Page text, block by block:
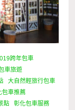
跨年包車
車旅遊
大自然輕旅行包車
包車推薦
點
彰化包車服務